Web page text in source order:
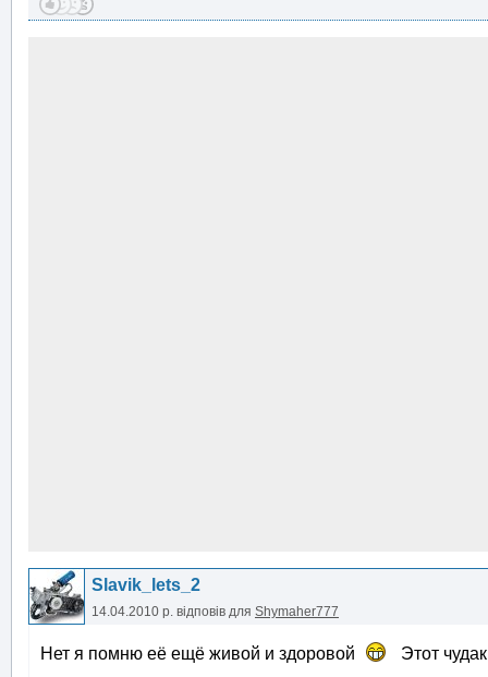
Slavik_lets_2
14.04.2010 р. відповів для Shymaher777
Нет я помню её ещё живой и здоровой Этот